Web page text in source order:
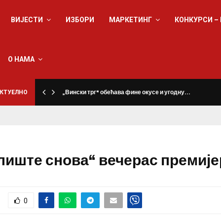
ВИЈЕСТИ ИЗБОРИ МАРКЕТИНГ КОНКУРСИ
О НАМА
„Вински трг“ обећава фине окусе и угодну…
снова“ вечерас
0